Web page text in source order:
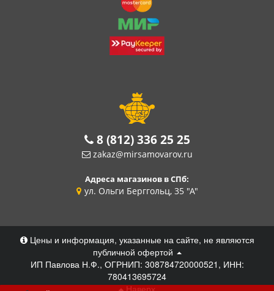
8 (812) 336 25 25
zakaz@mirsamovarov.ru
Адреса магазинов в СПб:
ул. Ольги Берггольц, 35 "А"
Цены и информация, указанные на сайте, не являются
публичной офертой
ИП Павлова Н.Ф., ОГРНИП: 308784720000521, ИНН:
780413695724
Наверх